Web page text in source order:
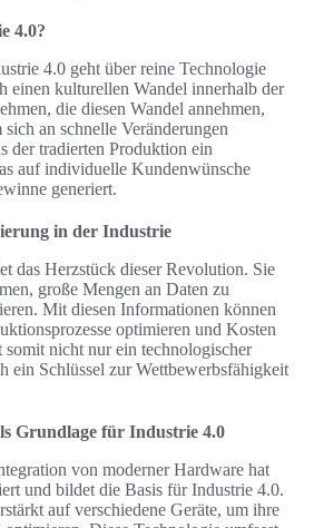
4.0?
4.0 geht über reine Technologie
einen kulturellen Wandel innerhalb der
die diesen Wandel annehmen,
sich an schnelle Veränderungen
der tradierten Produktion ein
auf individuelle Kundenwünsche
generiert.
in der Industrie
das Herzstück dieser Revolution. Sie
große Mengen an Daten zu
Mit diesen Informationen können
optimieren und Kosten
somit nicht nur ein technologischer
ein Schlüssel zur Wettbewerbsfähigkeit
Grundlage für Industrie 4.0
von moderner Hardware hat
und bildet die Basis für Industrie 4.0.
auf verschiedene Geräte, um ihre